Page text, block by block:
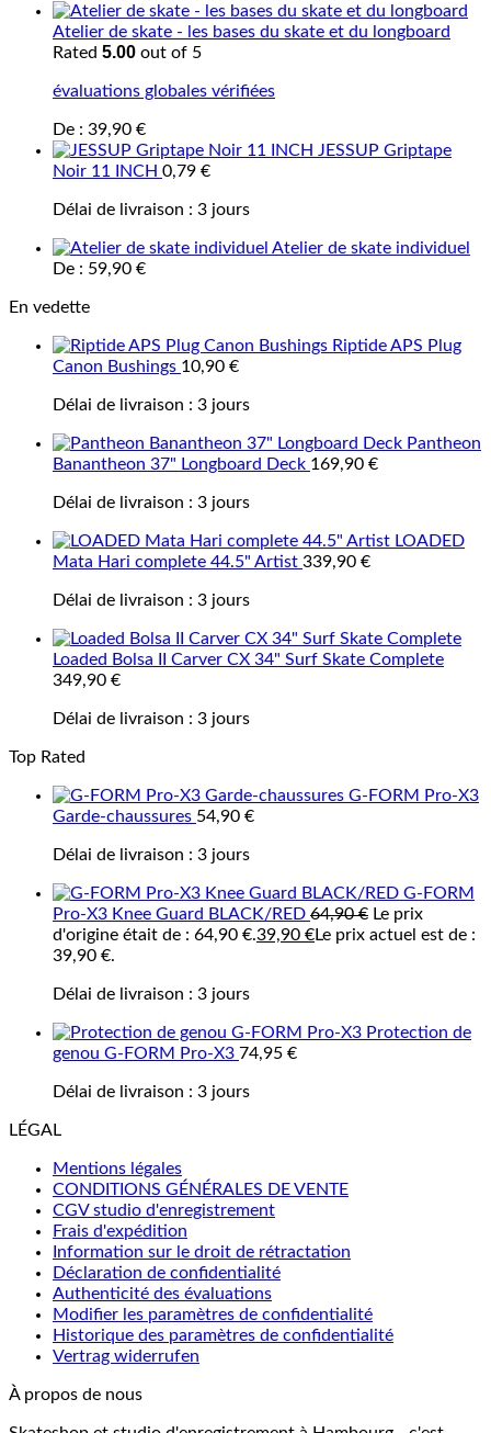
Atelier de skate - les bases du skate et du longboard
Rated 5.00 out of 5
évaluations globales vérifiées
De : 39,90 €
JESSUP Griptape
Noir 11 INCH 0,79 €
Délai de livraison : 3 jours
Atelier de skate individuel
De : 59,90 €
En vedette
Riptide APS Plug
Canon Bushings 10,90 €
Délai de livraison : 3 jours
Pantheon
Banantheon 37" Longboard Deck 169,90 €
Délai de livraison : 3 jours
LOADED
Mata Hari complete 44.5" Artist 339,90 €
Délai de livraison : 3 jours
Loaded Bolsa II Carver CX 34" Surf Skate Complete
349,90 €
Délai de livraison : 3 jours
Top Rated
G-FORM Pro-X3
Garde-chaussures 54,90 €
Délai de livraison : 3 jours
G-FORM
Pro-X3 Knee Guard BLACK/RED 64,90€ Le prix
d'origine était de : 64,90 €.39,90 €Le prix actuel est de :
39,90 €.
Délai de livraison : 3 jours
Protection de
genou G-FORM Pro-X3 74,95 €
Délai de livraison : 3 jours
LÉGAL
Mentions légales
CONDITIONS GÉNÉRALES DE VENTE
CGV studio d'enregistrement
Frais d'expédition
Information sur le droit de rétractation
Déclaration de confidentialité
Authenticité des évaluations
Modifier les paramètres de confidentialité
Historique des paramètres de confidentialité
Vertrag widerrufen
À propos de nous